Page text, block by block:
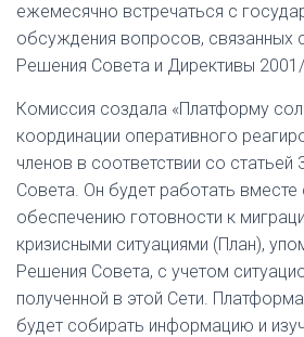
ежемесячно встречаться с
обсуждения вопросов, связанных
Решения Совета и Директивы
Комиссия создала «Платформу
координации оперативного
членов в соответствии со статьей
Совета. Он будет работать
обеспечению готовности к
кризисными ситуациями (План),
Решения Совета, с учетом
полученной в этой Сети.
будет собирать информацию и